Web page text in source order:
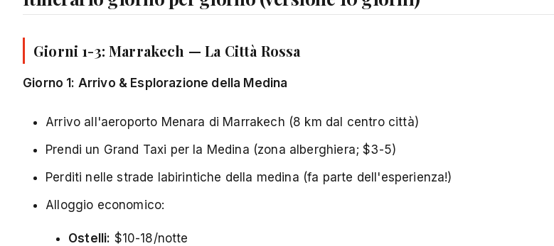
Giorni 1-3: Marrakech — La Città Rossa
Giorno 1: Arrivo & Esplorazione della Medina
Arrivo all'aeroporto Menara di Marrakech (8 km dal centro città)
Prendi un Grand Taxi per la Medina (zona alberghiera; $3-5)
Perditi nelle strade labirintiche della medina (fa parte dell'esperienza!)
Alloggio economico:
Ostelli: $10-18/notte